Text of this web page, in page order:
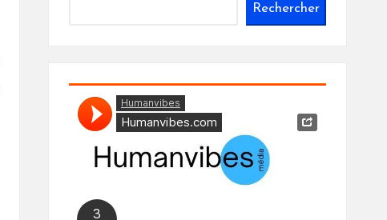
Rechercher